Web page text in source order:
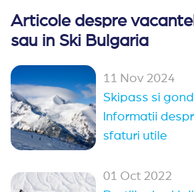
Articole despre
sau in Ski Bulgaria
11 Nov 2024
Skipass si
Informatii
sfaturi utile
01 Oct 2022